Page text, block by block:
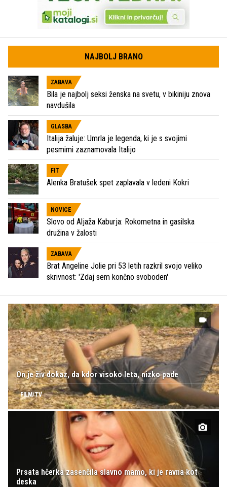
NAJBOLJ BRANO
ZABAVA
Bila je najbolj seksi ženska na svetu, v bikiniju znova
navdušila
GLASBA
Italija žaluje: Umrla je legenda, ki je s svojimi
pesmimi zaznamovala Italijo
FIT
Alenka Bratušek spet zaplavala v ledeni Kokri
NOVICE
Slovo od Aljaža Kaburja: Rokometna in gasilska
družina v žalosti
ZABAVA
Brat Angeline Jolie pri 53 letih razkril svojo veliko
skrivnost: 'Zdaj sem končno svoboden'
On je živ dokaz, da kdor visoko leta, nizko pade
FILM/TV
Prsata hčerka zasenčila slavno mamo, ki je ravna kot
deska